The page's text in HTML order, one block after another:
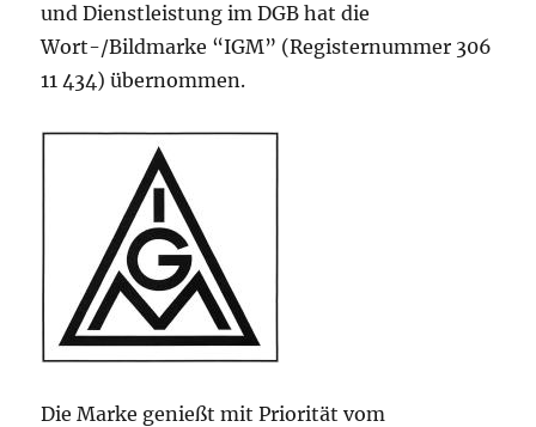
und Dienstleistung im DGB hat die
Wort-/Bildmarke “IGM” (Registernummer 306
11 434) übernommen.
Die Marke genießt mit Priorität vom